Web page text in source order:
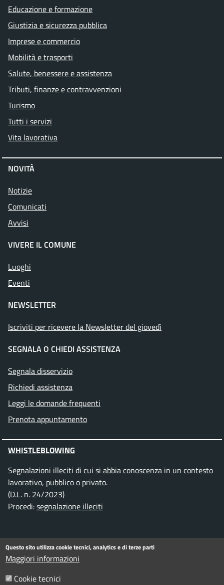
Educazione e formazione
Giustizia e sicurezza pubblica
Imprese e commercio
Mobilità e trasporti
Salute, benessere e assistenza
Tributi, finanze e contravvenzioni
Turismo
Tutti i servizi
Vita lavorativa
NOVITÀ
Notizie
Comunicati
Avvisi
VIVERE IL COMUNE
Luoghi
Eventi
NEWSLETTER
Iscriviti per ricevere la Newsletter del giovedì
SEGNALA O CHIEDI ASSISTENZA
Segnala disservizio
Richiedi assistenza
Leggi le domande frequenti
Prenota appuntamento
WHISTLEBLOWING
Segnalazioni illeciti di cui si abbia conoscenza in un contesto
lavorativo, pubblico o privato.
(D.L. n. 24/2023)
Procedi:segnalazione illeciti
SEGUICI SU
Facebook
Instagram
Telegram
TwitterWhatsApp
YouTube
Questo sito utilizza cookie tecnici, analytics e di terze parti
Maggiori informazioni
Cookie tecnici